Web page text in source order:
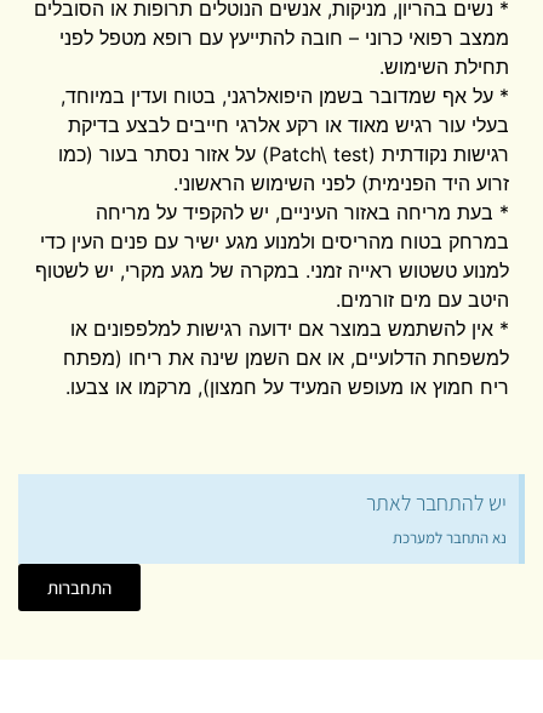
* נשים בהריון, מניקות, אנשים הנוטלים תרופות או הסובלים
ממצב רפואי כרוני – חובה להתייעץ עם רופא מטפל לפני
תחילת השימוש.
* על אף שמדובר בשמן היפואלרגני, בטוח ועדין במיוחד,
בעלי עור רגיש מאוד או רקע אלרגי חייבים לבצע בדיקת
רגישות נקודתית (Patch\ test) על אזור נסתר בעור (כמו
זרוע היד הפנימית) לפני השימוש הראשוני.
* בעת מריחה באזור העיניים, יש להקפיד על מריחה
במרחק בטוח מהריסים ולמנוע מגע ישיר עם פנים העין כדי
למנוע טשטוש ראייה זמני. במקרה של מגע מקרי, יש לשטוף
היטב עם מים זורמים.
* אין להשתמש במוצר אם ידועה רגישות למלפפונים או
למשפחת הדלועיים, או אם השמן שינה את ריחו (מפתח
ריח חמוץ או מעופש המעיד על חמצון), מרקמו או צבעו.
יש להתחבר לאתר
נא התחבר למערכת
התחברות